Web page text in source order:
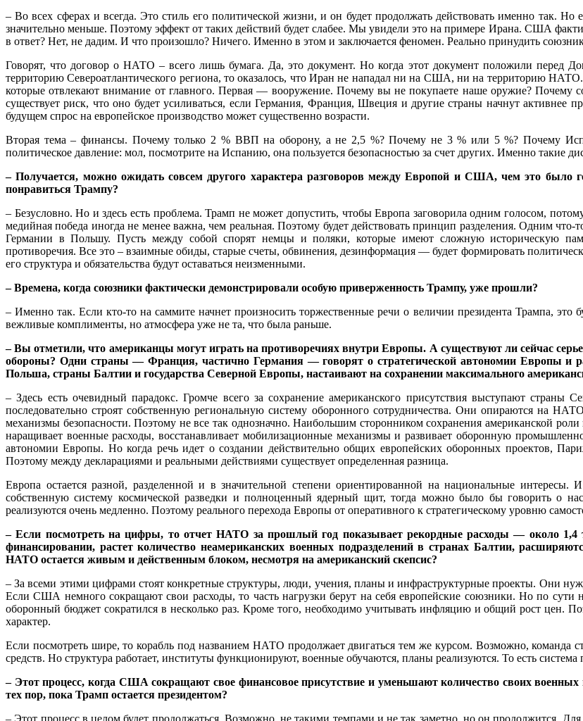
– Во всех сферах и всегда. Это стиль его политической жизни, и он будет продолжать действовать именно так. Но
значительно меньше. Поэтому эффект от таких действий будет слабее. Мы увидели это на примере Ирана. США
в ответ? Нет, не дадим. И что произошло? Ничего. Именно в этом и заключается феномен. Реально принудить
Говорят, что договор о НАТО – всего лишь бумага. Да, это документ. Но когда этот документ положили перед
территорию Североатлантического региона, то оказалось, что Иран не нападал ни на США, ни на территорию
которые отвлекают внимание от главного. Первая — вооружение. Почему вы не покупаете наше оружие? Почему
существует риск, что оно будет усиливаться, если Германия, Франция, Швеция и другие страны начнут активнее
будущем спрос на европейское производство может существенно возрасти.
Вторая тема – финансы. Почему только 2 % ВВП на оборону, а не 2,5 %? Почему не 3 % или 5 %? Почему
политическое давление: мол, посмотрите на Испанию, она пользуется безопасностью за счет других. Именно такие
– Получается, можно ожидать совсем другого характера разговоров между Европой и США, чем это было
понравиться Трампу?
– Безусловно. Но и здесь есть проблема. Трамп не может допустить, чтобы Европа заговорила одним голосом,
медийная победа иногда не менее важна, чем реальная. Поэтому будет действовать принцип разделения. Одним
Германии в Польшу. Пусть между собой спорят немцы и поляки, которые имеют сложную историческую
противоречия. Все это – взаимные обиды, старые счеты, обвинения, дезинформация — будет формировать
его структура и обязательства будут оставаться неизменными.
– Времена, когда союзники фактически демонстрировали особую приверженность Трампу, уже прошли?
– Именно так. Если кто-то на саммите начнет произносить торжественные речи о величии президента Трампа, это
вежливые комплименты, но атмосфера уже не та, что была раньше.
– Вы отметили, что американцы могут играть на противоречиях внутри Европы. А существуют ли сейчас
обороны? Одни страны — Франция, частично Германия — говорят о стратегической автономии Европы и
Польша, страны Балтии и государства Северной Европы, настаивают на сохранении максимального
– Здесь есть очевидный парадокс. Громче всего за сохранение американского присутствия выступают
последовательно строят собственную региональную систему оборонного сотрудничества. Они опираются на
механизмы безопасности. Поэтому не все так однозначно. Наибольшим сторонником сохранения американской
наращивает военные расходы, восстанавливает мобилизационные механизмы и развивает оборонную
автономии Европы. Но когда речь идет о создании действительно общих европейских оборонных проектов,
Поэтому между декларациями и реальными действиями существует определенная разница.
Европа остается разной, разделенной и в значительной степени ориентированной на национальные
собственную систему космической разведки и полноценный ядерный щит, тогда можно было бы говорить о
реализуются очень медленно. Поэтому реального перехода Европы от оперативного к стратегическому уровню
– Если посмотреть на цифры, то отчет НАТО за прошлый год показывает рекордные расходы — около 1,4
финансировании, растет количество неамериканских военных подразделений в странах Балтии,
НАТО остается живым и действенным блоком, несмотря на американский скепсис?
– За всеми этими цифрами стоят конкретные структуры, люди, учения, планы и инфраструктурные проекты. Они
Если США немного сокращают свои расходы, то часть нагрузки берут на себя европейские союзники. Но по сути
оборонный бюджет сократился в несколько раз. Кроме того, необходимо учитывать инфляцию и общий рост цен.
характер.
Если посмотреть шире, то корабль под названием НАТО продолжает двигаться тем же курсом. Возможно, команда
средств. Но структура работает, институты функционируют, военные обучаются, планы реализуются. То есть система
– Этот процесс, когда США сокращают свое финансовое присутствие и уменьшают количество своих
тех пор, пока Трамп остается президентом?